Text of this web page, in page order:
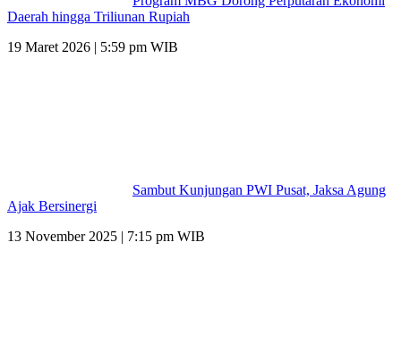
Daerah hingga Triliunan Rupiah
19 Maret 2026 | 5:59 pm WIB
Sambut Kunjungan PWI Pusat, Jaksa Agung
Ajak Bersinergi
13 November 2025 | 7:15 pm WIB